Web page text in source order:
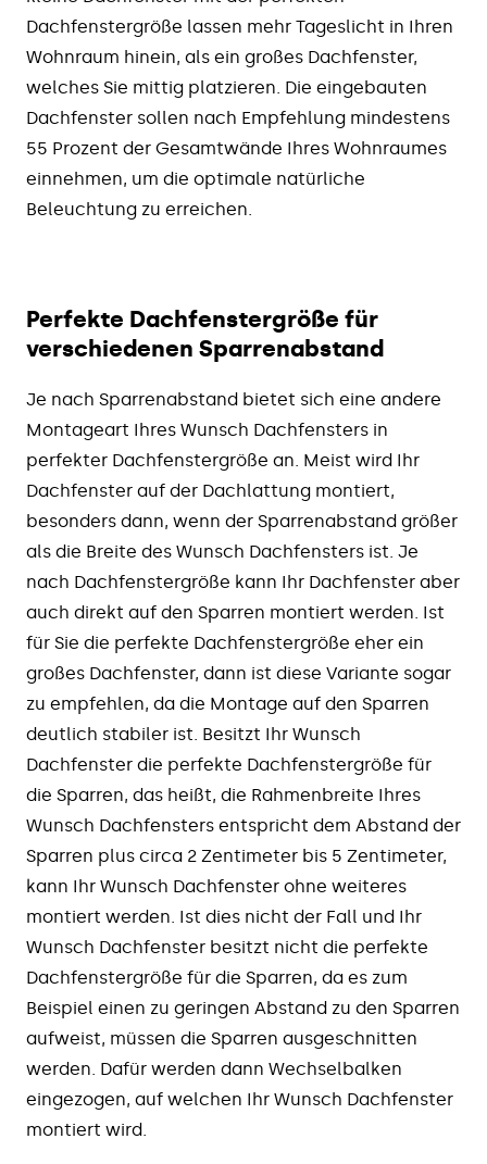
Dachfenstergröße lassen mehr Tageslicht in Ihren
Wohnraum hinein, als ein großes Dachfenster,
welches Sie mittig platzieren. Die eingebauten
Dachfenster sollen nach Empfehlung mindestens
55 Prozent der Gesamtwände Ihres Wohnraumes
einnehmen, um die optimale natürliche
Beleuchtung zu erreichen.
Perfekte Dachfenstergröße für
verschiedenen Sparrenabstand
Je nach Sparrenabstand bietet sich eine andere
Montageart Ihres Wunsch Dachfensters in
perfekter Dachfenstergröße an. Meist wird Ihr
Dachfenster auf der Dachlattung montiert,
besonders dann, wenn der Sparrenabstand größer
als die Breite des Wunsch Dachfensters ist. Je
nach Dachfenstergröße kann Ihr Dachfenster aber
auch direkt auf den Sparren montiert werden. Ist
für Sie die perfekte Dachfenstergröße eher ein
großes Dachfenster, dann ist diese Variante sogar
zu empfehlen, da die Montage auf den Sparren
deutlich stabiler ist. Besitzt Ihr Wunsch
Dachfenster die perfekte Dachfenstergröße für
die Sparren, das heißt, die Rahmenbreite Ihres
Wunsch Dachfensters entspricht dem Abstand der
Sparren plus circa 2 Zentimeter bis 5 Zentimeter,
kann Ihr Wunsch Dachfenster ohne weiteres
montiert werden. Ist dies nicht der Fall und Ihr
Wunsch Dachfenster besitzt nicht die perfekte
Dachfenstergröße für die Sparren, da es zum
Beispiel einen zu geringen Abstand zu den Sparren
aufweist, müssen die Sparren ausgeschnitten
werden. Dafür werden dann Wechselbalken
eingezogen, auf welchen Ihr Wunsch Dachfenster
montiert wird.